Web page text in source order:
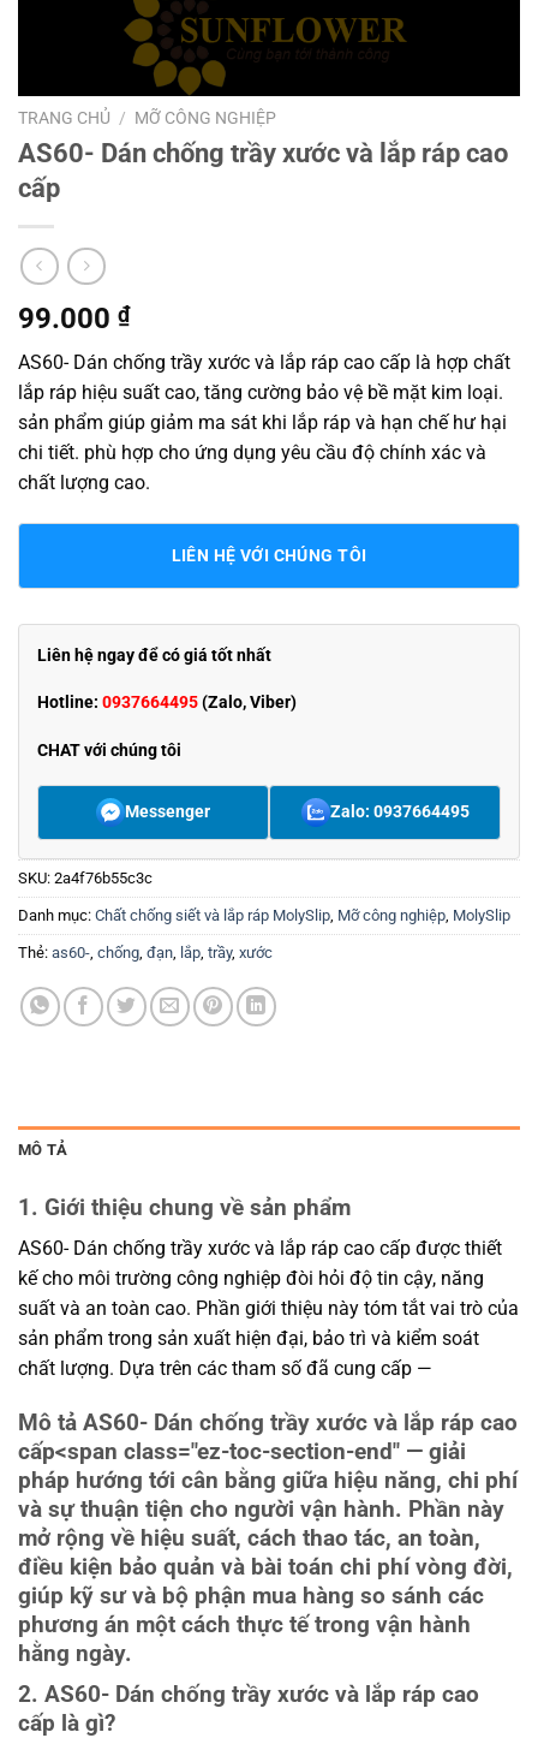
TRANG CHỦ / MỠ CÔNG NGHIỆP
AS60- Dán chống trầy xước và lắp ráp cao
cấp
99.000 ₫
AS60- Dán chống trầy xước và lắp ráp cao cấp là hợp chất
lắp ráp hiệu suất cao, tăng cường bảo vệ bề mặt kim loại.
sản phẩm giúp giảm ma sát khi lắp ráp và hạn chế hư hại
chi tiết. phù hợp cho ứng dụng yêu cầu độ chính xác và
chất lượng cao.
LIÊN HỆ VỚI CHÚNG TÔI
Liên hệ ngay để có giá tốt nhất
Hotline: 0937664495(Zalo, Viber)
CHAT với chúng tôi
Messenger Zalo: 0937664495
SKU: 2a4f76b55c3c
Danh mục: Chất chống siết và lắp ráp MolySlip Mỡ công nghiệp MolySlip
Thẻ: as60- chống đạn lắp trầy, xước
MÔ TẢ
1. Giới thiệu chung về sản phẩm
AS60- Dán chống trầy xước và lắp ráp cao cấp được thiết
kế cho môi trường công nghiệp đòi hỏi độ tin cậy, năng
suất và an toàn cao. Phần giới thiệu này tóm tắt vai trò của
sản phẩm trong sản xuất hiện đại, bảo trì và kiểm soát
chất lượng. Dựa trên các tham số đã cung cấp —
Mô tả AS60- Dán chống trầy xước và lắp ráp cao
cấp<span class="ez-toc-section-end" — giải
pháp hướng tới cân bằng giữa hiệu năng, chi phí
và sự thuận tiện cho người vận hành. Phần này
mở rộng về hiệu suất, cách thao tác, an toàn,
điều kiện bảo quản và bài toán chi phí vòng đời,
giúp kỹ sư và bộ phận mua hàng so sánh các
phương án một cách thực tế trong vận hành
hằng ngày.
2. AS60- Dán chống trầy xước và lắp ráp cao
cấp là gì?